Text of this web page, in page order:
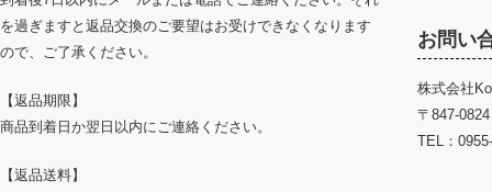
を過ぎますと返品交換のご要望はお受けできなくなります
ので、ご了承ください。
【返品期限】
商品到着日か翌日以内にご連絡ください。
【返品送料】
お問い
株式会社
〒847-
TEL：